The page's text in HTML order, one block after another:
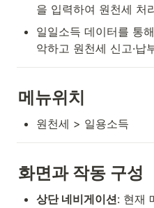
을 입력하여 원천세 처
일일소득 데이터를 통
악하고 원천세 신고·납
메뉴위치
원천세 > 일용소득
화면과 작동 구성
상단 네비게이션: 현재